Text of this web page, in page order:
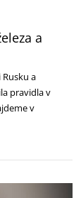
a
a
pravidla v
v